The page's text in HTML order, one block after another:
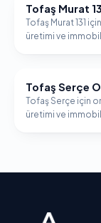
TOFAŞ
Tofaş Murat
Tofaş Murat 131
üretimi ve
TOFAŞ
Tofaş Serçe
Tofaş Serçe için
üretimi ve